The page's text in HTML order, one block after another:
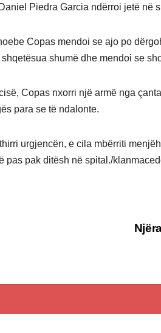
Piedra Garcia ndërroi jetë në
Copas mendoi se ajo po
shumë dhe mendoi se
Copas nxorri një armë nga
para se të ndalonte.
urgjencën, e cila mbërriti
pas pak ditësh në spital./